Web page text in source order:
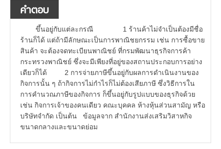
คำตอบ
ขึ้นอยู่กับแต่ละกรณี 1 ร้านค้าไม่จำเป็นต้องมีชื่อ
ร้านก็ได้ แต่ถ้ามีลักษณะเป็นการพาณิชยกรรม เช่น การซื้อขาย
สินค้า จะต้องจดทะเบียนพาณิชย์ ที่กรมพัฒนาธุรกิจการค้า
กระทรวงพาณิชย์ ซึ่งจะมีเพียงที่อยู่ของสถานประกอบการอย่าง
เดียวก็ได้ 2 การจ่ายภาษีขึ้นอยู่กับผลการดำเนินงานของ
กิจการนั้น ๆ ถ้ากิจการไม่กำไรก็ไม่ต้องเสียภาษี ซึ่งวิธีการใน
การคำนวณภาษีของกิจการ ก็ขึ้นอยู่กับรูปแบบของธุรกิจด้วย
เช่น กิจการเจ้าของคนเดียว คณะบุคคล ห้างหุ้นส่วนสามัญ หรือ
บริษัทจำกัด เป็นต้น ข้อมูลจาก สำนักงานส่งเสริมวิสาหกิจ
ขนาดกลางและขนาดย่อม